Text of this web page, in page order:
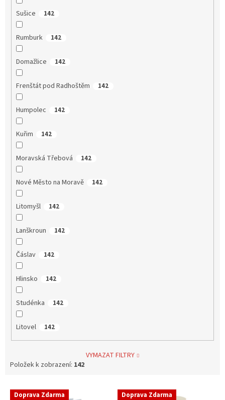
Sušice 142
Rumburk 142
Domažlice 142
Frenštát pod Radhoštěm 142
Humpolec 142
Kuřim 142
Moravská Třebová 142
Nové Město na Moravě 142
Litomyšl 142
Lanškroun 142
Čáslav 142
Hlinsko 142
Studénka 142
Litovel 142
VYMAZAT FILTRY
Položek k zobrazení: 142
V Doprava Zdarma Doprava Zdarma